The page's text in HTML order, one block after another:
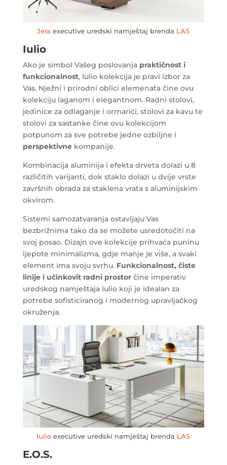
Jera executive uredski namještaj brenda LAS
Iulio
Ako je simbol Vašeg poslovanja praktičnost i
funkcionalnost, Iulio kolekcija je pravi izbor za
Vas. Nježni i prirodni oblici elemenata čine ovu
kolekciju laganom i elegantnom. Radni stolovi,
jedinice za odlaganje i ormarići, stolovi za kavu te
stolovi za sastanke čine ovu kolekcijom
potpunom za sve potrebe jedne ozbiljne i
perspektivne kompanije.
Kombinacija aluminija i efekta drveta dolazi u 8
različitih varijanti, dok staklo dolazi u dvije vrste
završnih obrada za staklena vrata s aluminijskim
okvirom.
Sistemi samozatvaranja ostavljaju Vas
bezbrižnima tako da se možete usredotočiti na
svoj posao. Dizajn ove kolekcije prihvaća puninu
ljepote minimalizma, gdje manje je više, a svaki
element ima svoju svrhu. Funkcionalnost, čiste
linije i učinkovit radni prostorčine imperativ
uredskog namještaja Iulio koji je idealan za
potrebe sofisticiranog i modernog upravljačkog
okruženja.
Iulio executive uredski namještaj brenda LAS
E.O.S.